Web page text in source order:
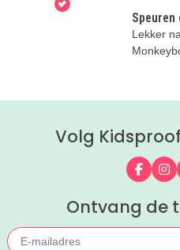
Speuren
Lekker
Volg
Volg
Ontvang de